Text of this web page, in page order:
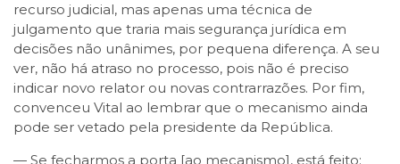
recurso judicial, mas apenas uma técnica de
julgamento que traria mais segurança jurídica em
decisões não unânimes, por pequena diferença. A seu
ver, não há atraso no processo, pois não é preciso
indicar novo relator ou novas contrarrazões. Por fim,
convenceu Vital ao lembrar que o mecanismo ainda
pode ser vetado pela presidente da República.
— Se fecharmos a porta [ao mecanismo], está feito;